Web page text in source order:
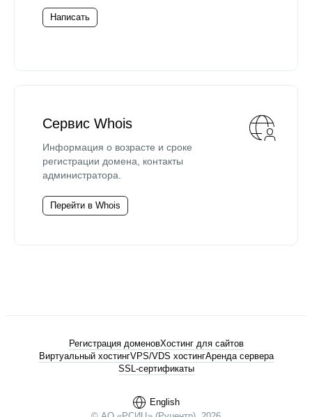
Написать
Сервис Whois
Информация о возрасте и сроке
регистрации домена, контакты
администратора.
Перейти в Whois
English
Регистрация доменовХостинг для сайтов
Виртуальный хостингVPS/VDS хостингАренда сервера
SSL-сертификаты